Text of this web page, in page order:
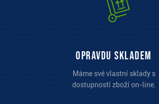
opravdu skladem
Máme své vlastní sklady s
dostupností zboží on-line.